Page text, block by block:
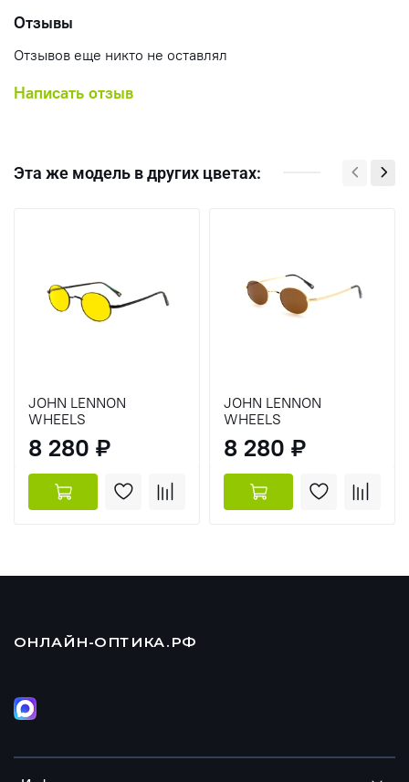
Отзывы
Отзывов еще никто не оставлял
Написать отзыв
Эта же модель в других цветах:
JOHN LENNON
WHEELS
8 280 ₽
JOHN LENNON
WHEELS
8 280 ₽
ОНЛАЙН-ОПТИКА.РФ